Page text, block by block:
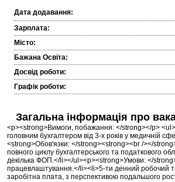
Дата додавання:
Зарплата:
Місто:
Бажана Освіта:
Досвід роботи:
Графік роботи:
Загальна інформація про
<p><strong>Вимоги, побажання: </strong></p>
головним бухгалтером від 3-х років у медичній
<strong>Обов'язки: </strong><strong><br /></
повного циклу бухгалтерського та податкового
декілька ФОП.</li></ul><p><strong>Умови: </
працевлаштування.</li><li>5-ти денний робочий
заробітна плата, з перспективою подальшого